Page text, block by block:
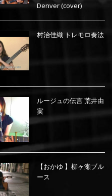
Denver (cover)
村治佳織 トレモロ奏法
ルージュの伝言 荒井由
実
【おかゆ 】柳ヶ瀬ブル
ース